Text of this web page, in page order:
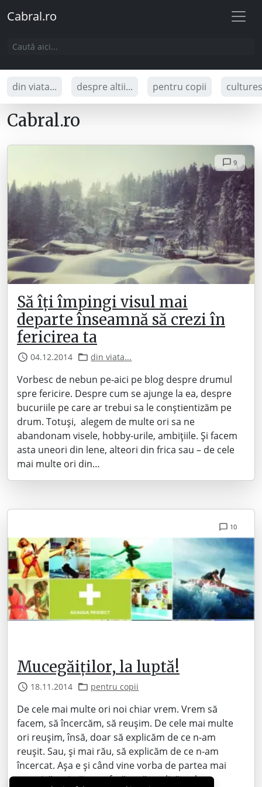
Cabral.ro
din viata... despre altii... pentru copii
Cabral.ro
9
Să îți împingi visul mai
departe înseamnă să crezi în
fericirea ta
04.12.2014 din viata...
Vorbesc de nebun pe-aici pe blog despre drumul
spre fericire. Despre cum se ajunge la ea, despre
bucuriile pe care ar trebui sa le conștientizăm pe
drum. Totuși, alegem de multe ori sa ne
abandonam visele, hobby-urile, ambițiile. Și facem
asta uneori din lene, alteori din frica sau – de cele
mai multe ori din…
10
Mucegăiților, la luptă!
18.11.2014 pentru copii
De cele mai multe ori noi chiar vrem. Vrem să
facem, să încercăm, să reușim. De cele mai multe
ori reușim, însă, doar să explicăm de ce n-am
reușit. Sau, și mai rău, să explicăm de ce n-am
încercat. Așa e și când vine vorba de partea mai
sportivă a vieții… preferăm să explicăm de…